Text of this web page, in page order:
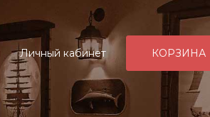
Личный кабинет КОРЗИНА